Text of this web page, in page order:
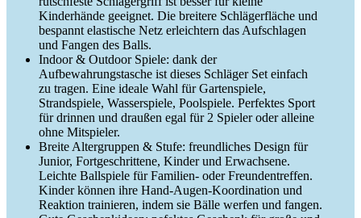
Kinderhände geeignet. Die breitere Schlägerfläche und
bespannt elastische Netz erleichtern das Aufschlagen
und Fangen des Balls.
Indoor & Outdoor Spiele: dank der
Aufbewahrungstasche ist dieses Schläger Set einfach
zu tragen. Eine ideale Wahl für Gartenspiele,
Strandspiele, Wasserspiele, Poolspiele. Perfektes Sport
für drinnen und draußen egal für 2 Spieler oder alleine
ohne Mitspieler.
Breite Altergruppen & Stufe: freundliches Design für
Junior, Fortgeschrittene, Kinder und Erwachsene.
Leichte Ballspiele für Familien- oder Freundentreffen.
Kinder können ihre Hand-Augen-Koordination und
Reaktion trainieren, indem sie Bälle werfen und fangen.